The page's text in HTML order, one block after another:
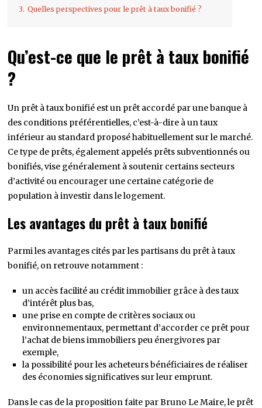
3. Quelles perspectives pour le prêt à taux bonifié ?
Qu’est-ce que le prêt à taux bonifié
?
Un prêt à taux bonifié est un prêt accordé par une banque à
des conditions préférentielles, c’est-à-dire à un taux
inférieur au standard proposé habituellement sur le marché.
Ce type de prêts, également appelés prêts subventionnés ou
bonifiés, vise généralement à soutenir certains secteurs
d’activité ou encourager une certaine catégorie de
population à investir dans le logement.
Les avantages du prêt à taux bonifié
Parmi les avantages cités par les partisans du prêt à taux
bonifié, on retrouve notamment :
un accès facilité au crédit immobilier grâce à des taux
d’intérêt plus bas,
une prise en compte de critères sociaux ou
environnementaux, permettant d’accorder ce prêt pour
l’achat de biens immobiliers peu énergivores par
exemple,
la possibilité pour les acheteurs bénéficiaires de réaliser
des économies significatives sur leur emprunt.
Dans le cas de la proposition faite par Bruno Le Maire, le prêt